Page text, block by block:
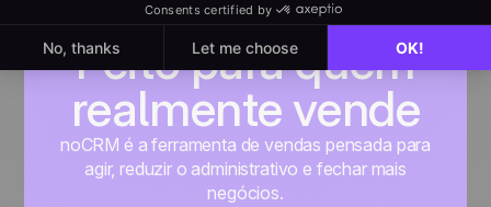
Feito para quem
realmente vende
noCRM é a ferramenta de vendas pensada para
agir, reduzir o administrativo e fechar mais
negócios.